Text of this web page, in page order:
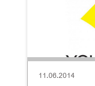
11.06.2014